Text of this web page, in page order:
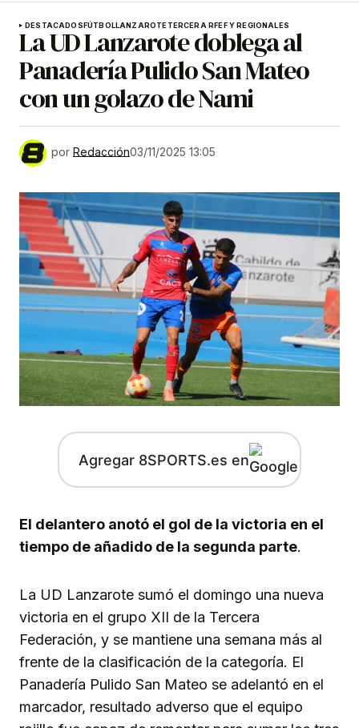
DESTACADOSFÚTBOLLANZAROTETERCERA RFEF Y REGIONALES
La UD Lanzarote doblega al
Panadería Pulido San Mateo
con un golazo de Nami
por Redacción03/11/2025 13:05
Agregar 8SPORTS.es en
El delantero anotó el gol de la victoria en el
tiempo de añadido de la segunda parte.
La UD Lanzarote sumó el domingo una nueva
victoria en el grupo XII de la Tercera
Federación, y se mantiene una semana más al
frente de la clasificación de la categoría. El
Panadería Pulido San Mateo se adelantó en el
marcador, resultado adverso que el equipo